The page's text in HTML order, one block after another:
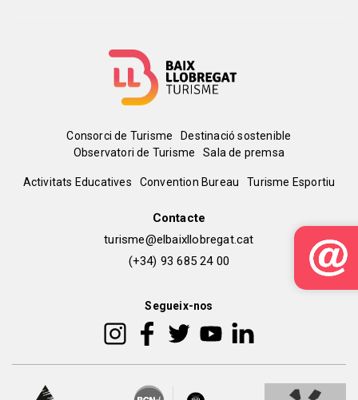
Menú
del
Consorci de Turisme
Destinació sostenible
Observatori de Turisme
Sala de premsa
Peu
Activitats Educatives Convention Bureau Turisme Esportiu
Contacte
turisme@elbaixllobregat.cat
(+34) 93 685 24 00
Segueix-nos